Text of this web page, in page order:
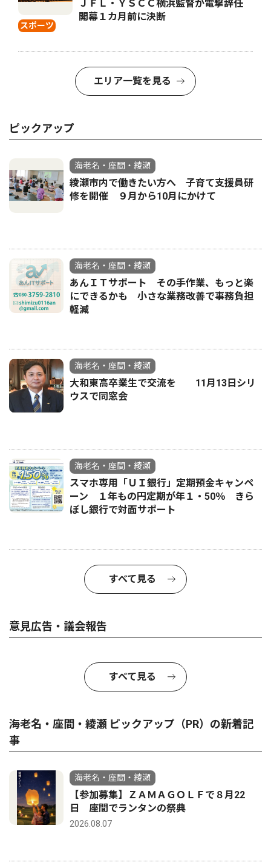
スポーツ
ＪＦＬ・ＹＳＣＣ横浜監督が電撃辞任
開幕１カ月前に決断
エリア一覧を見る
ピックアップ
海老名・座間・綾瀬
綾瀬市内で働きたい方へ 子育て支援員研
修を開催 ９月から10月にかけて
海老名・座間・綾瀬
あんＩＴサポート その手作業、もっと楽
にできるかも 小さな業務改善で事務負担
軽減
海老名・座間・綾瀬
大和東高卒業生で交流を 11月13日シリ
ウスで同窓会
海老名・座間・綾瀬
スマホ専用「ＵＩ銀行」定期預金キャンペ
ーン １年もの円定期が年１・50％ きら
ぼし銀行で対面サポート
すべて見る
意見広告・議会報告
すべて見る
海老名・座間・綾瀬 ピックアップ（PR）の新着記
事
海老名・座間・綾瀬
【参加募集】ＺＡＭＡＧＯＬＦで８月22
日 座間でランタンの祭典
2026.08.07